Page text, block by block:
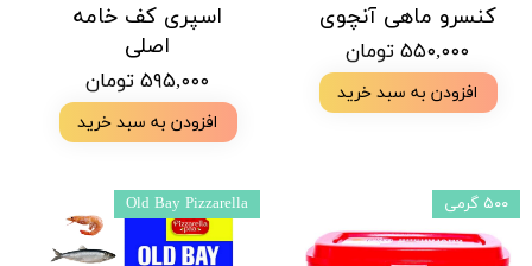
کنسرو ماهی آنچوی
۵۵۰,۰۰۰ تومان
افزودن به سبد خرید
اسپری کف خامه
اصلی
۵۹۵,۰۰۰ تومان
افزودن به سبد خرید
۵۰۰ گرمی Old Bay Pizzarella